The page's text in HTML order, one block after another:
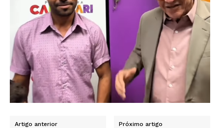
Artigo anterior Próximo artigo